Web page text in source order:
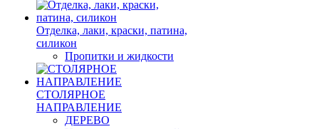
Отделка, лаки, краски, патина,
силикон
Пропитки и жидкости
СТОЛЯРНОЕ
НАПРАВЛЕНИЕ
ДЕРЕВО